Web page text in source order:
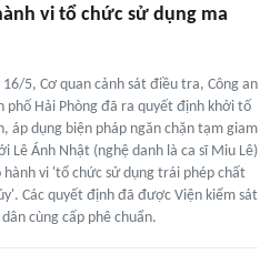
vi tổ chức sử dụng ma
16/5, Cơ quan cảnh sát điều tra, Công an
phố Hải Phòng đã ra quyết định khởi tố
áp dụng biện pháp ngăn chặn tạm giam
Lê Ánh Nhật (nghệ danh là ca sĩ Miu Lê)
hành vi 'tổ chức sử dụng trái phép chất
Các quyết định đã được Viện kiểm sát
cùng cấp phê chuẩn.